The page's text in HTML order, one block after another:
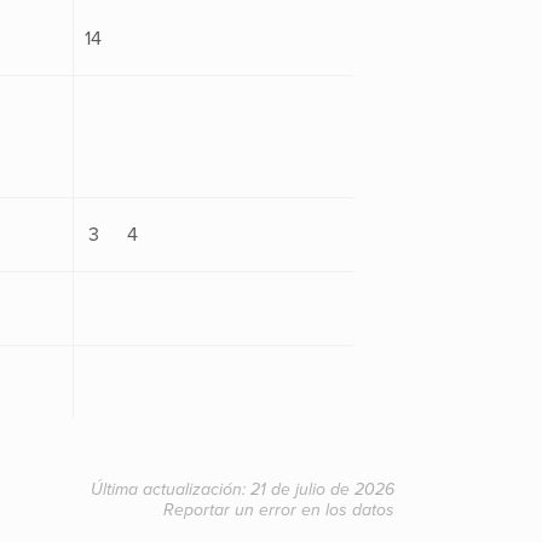
14
3 4
Última actualización: 21 de julio de 2026
Reportar un error en los datos